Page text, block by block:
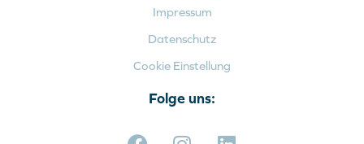
Impressum
Datenschutz
Cookie Einstellung
Folge uns: